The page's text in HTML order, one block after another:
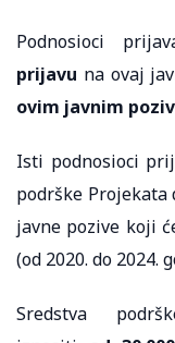
Podnosioci
prijavu na ovaj
ovim javnim
Isti podnosioci
podrške
javne pozive koji
(od 2020. do 2024.
Sredstva